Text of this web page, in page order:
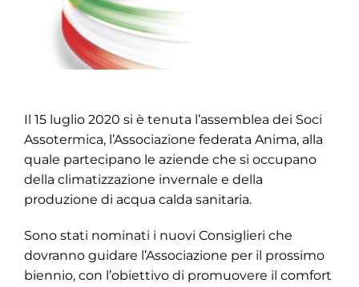
Il 15 luglio 2020 si è tenuta l’assemblea dei Soci
Assotermica, l’Associazione federata Anima, alla
quale partecipano le aziende che si occupano
della climatizzazione invernale e della
produzione di acqua calda sanitaria.
Sono stati nominati i nuovi Consiglieri che
dovranno guidare l’Associazione per il prossimo
biennio, con l’obiettivo di promuovere il comfort